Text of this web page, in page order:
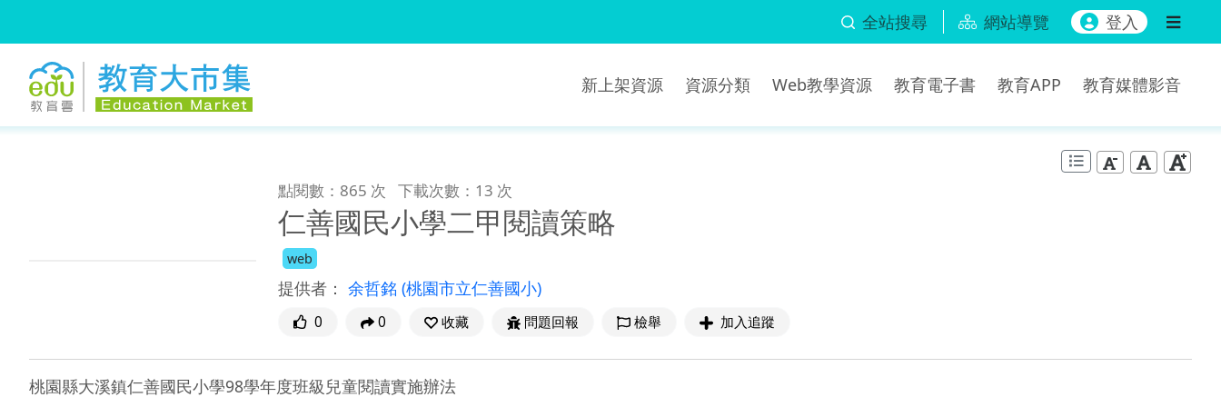
全站搜尋 網站導覽 登入
新上架資源 資源分類 Web教學資源 教育電子書 教育APP 教育媒體影音
點閱數：865 次 下載次數：13 次
仁善國民小學二甲閱讀策略
web
提供者： 余哲銘 (桃園市立仁善國小)
0 0 收藏 問題回報 檢舉 加入追蹤
桃園縣大溪鎮仁善國民小學98學年度班級兒童閱讀實施辦法